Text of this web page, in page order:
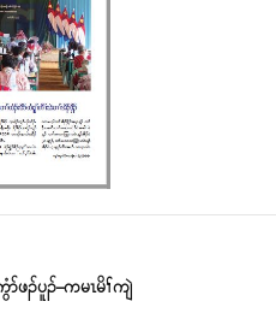
ဖၣ်ပူၣ်–ကမၤမိၢ်ကျဲ